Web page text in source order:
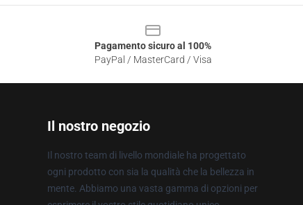
Pagamento sicuro al 100%
PayPal / MasterCard / Visa
Il nostro negozio
Il nostro team di livello mondiale ha progettato
ogni prodotto con sia la qualità che la bellezza in
mente. Abbiamo una vasta gamma di opzioni per